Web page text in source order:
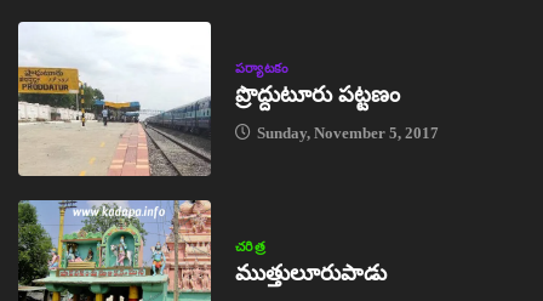
పర్యాటకం
ప్రొద్దుటూరు పట్టణం
Sunday, November 5, 2017
చరిత్ర
ముత్తులూరుపాడు